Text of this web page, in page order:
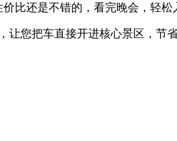
比还是不错的，看完晚会，轻松
您把车直接开进核心景区，节